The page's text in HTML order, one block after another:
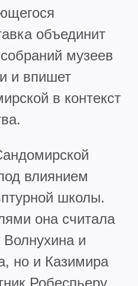
объединит
музеев
и впишет
в контекст
влиянием
школы.
она считала
Волнухина и
но и Казимира
Робеспьеру